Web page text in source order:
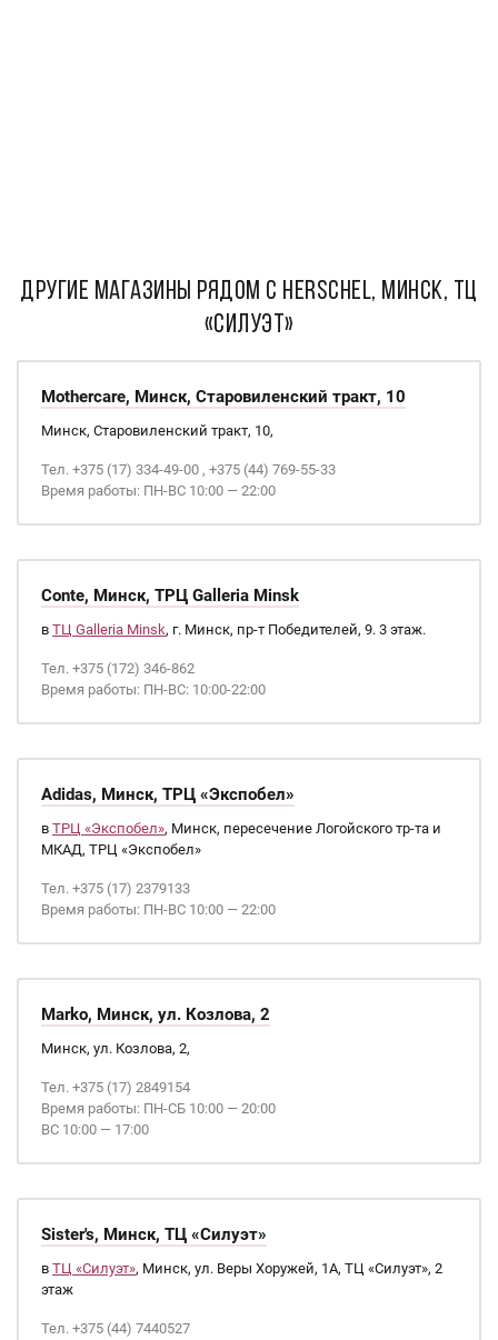
ДРУГИЕ МАГАЗИНЫ РЯДОМ С Herschel, Минск, ТЦ
«Силуэт»
Mothercare, Минск, Старовиленский тракт, 10
Минск, Старовиленский тракт, 10,
Тел. +375 (17) 334-49-00 , +375 (44) 769-55-33
Время работы: ПН-ВС 10:00 — 22:00
Conte, Минск, ТРЦ Galleria Minsk
в ТЦ Galleria Minsk, г. Минск, пр-т Победителей, 9. 3 этаж.
Тел. +375 (172) 346-862
Время работы: ПН-ВС: 10:00-22:00
Adidas, Минск, ТРЦ «Экспобел»
в ТРЦ «Экспобел», Минск, пересечение Логойского тр-та и
МКАД, ТРЦ «Экспобел»
Тел. +375 (17) 2379133
Время работы: ПН-ВС 10:00 — 22:00
Marko, Минск, ул. Козлова, 2
Минск, ул. Козлова, 2,
Тел. +375 (17) 2849154
Время работы: ПН-СБ 10:00 — 20:00
ВС 10:00 — 17:00
Sister's, Минск, ТЦ «Силуэт»
в ТЦ «Силуэт», Минск, ул. Веры Хоружей, 1А, ТЦ «Силуэт», 2
этаж
Тел. +375 (44) 7440527